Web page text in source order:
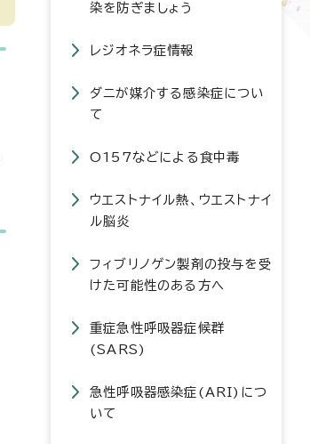
染を防ぎましょう
レジオネラ症情報
ダニが媒介する感染症につい
て
O157などによる食中毒
ウエストナイル熱、ウエストナイ
ル脳炎
フィブリノゲン製剤の投与を受
けた可能性のある方へ
重症急性呼吸器症候群
(SARS)
急性呼吸器感染症(ARI)につ
いて